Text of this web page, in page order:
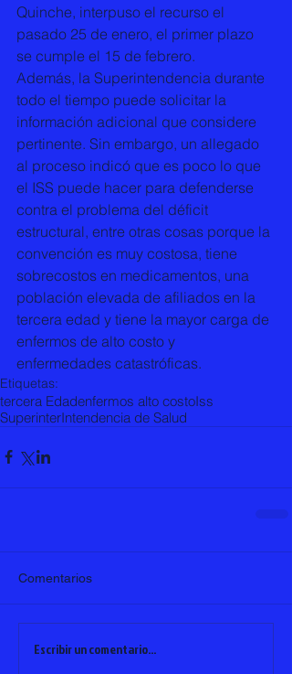
Quinche, interpuso el recurso el
pasado 25 de enero, el primer plazo
se cumple el 15 de febrero.
Además, la Superintendencia durante
todo el tiempo puede solicitar la
información adicional que considere
pertinente. Sin embargo, un allegado
al proceso indicó que es poco lo que
el ISS puede hacer para defenderse
contra el problema del déficit
estructural, entre otras cosas porque la
convención es muy costosa, tiene
sobrecostos en medicamentos, una
población elevada de afiliados en la
tercera edad y tiene la mayor carga de
enfermos de alto costo y
enfermedades catastróficas.
Etiquetas:
tercera Edadenfermos alto costoIss
SuperinterIntendencia de Salud
Comentarios
Escribir un comentario...